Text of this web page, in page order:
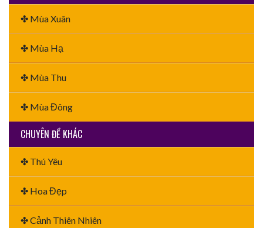
✤ Mùa Xuân
✤ Mùa Hạ
✤ Mùa Thu
✤ Mùa Đông
CHUYÊN ĐỀ KHÁC
✤ Thú Yêu
✤ Hoa Đẹp
✤ Cảnh Thiên Nhiên